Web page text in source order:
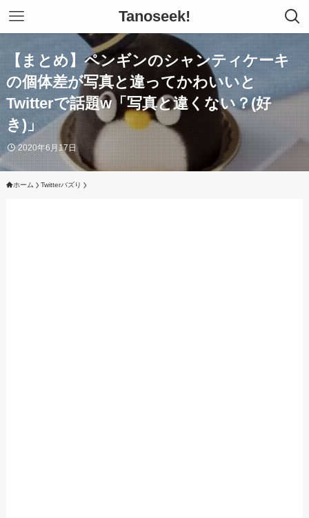
Tanoseek!
【まとめ】ペンギンのシャンティケーキ
の個体差が写真と違ってかわいいと
Twitterで話題w「写真と違くない？(好
き)」
2020年6月17日
ホーム Twitterバズり